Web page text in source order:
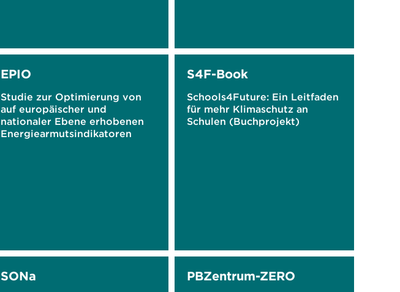
EPIO
Studie zur Optimierung von
auf europäischer und
nationaler Ebene erhobenen
Energiearmutsindikatoren
S4F-Book
Schools4Future: Ein Leitfaden
für mehr Klimaschutz an
Schulen (Buchprojekt)
SONa PBZentrum-ZERO